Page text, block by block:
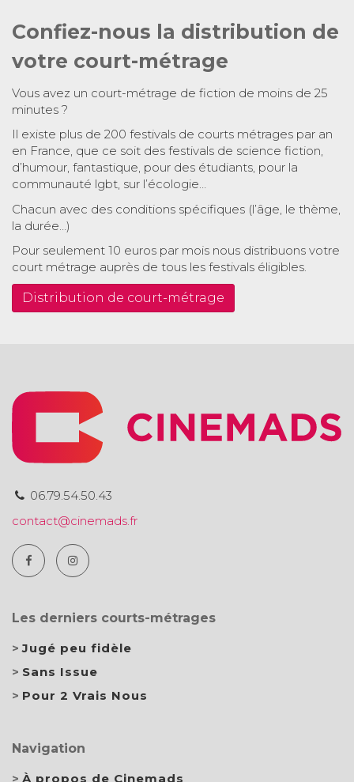
Confiez-nous la distribution de
votre court-métrage
Vous avez un court-métrage de fiction de moins de 25
minutes ?
Il existe plus de 200 festivals de courts métrages par an
en France, que ce soit des festivals de science fiction,
d’humour, fantastique, pour des étudiants, pour la
communauté lgbt, sur l’écologie…
Chacun avec des conditions spécifiques (l’âge, le thème,
la durée…)
Pour seulement 10 euros par mois nous distribuons votre
court métrage auprès de tous les festivals éligibles.
Distribution de court-métrage
06.79.54.50.43
contact@cinemads.fr
Les derniers courts-métrages
Jugé peu fidèle
Sans Issue
Pour 2 Vrais Nous
Navigation
À propos de Cinemads